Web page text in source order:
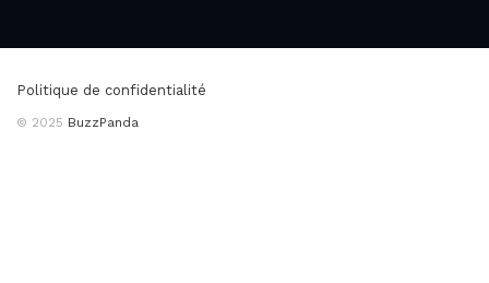
Politique de confidentialité
© 2025 BuzzPanda